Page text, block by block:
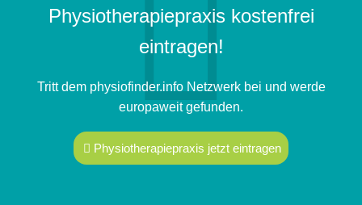
Physiotherapiepraxis kostenfrei
eintragen!
Tritt dem physiofinder.info Netzwerk bei und werde
europaweit gefunden.
Physiotherapiepraxis jetzt eintragen